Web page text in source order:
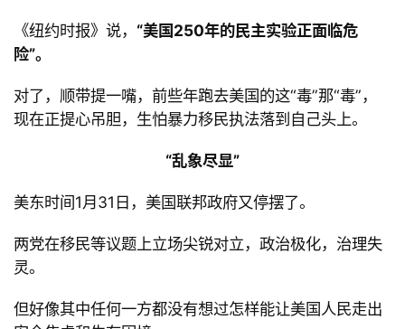
《纽约时报》说， “美国250年的民主实验正面临危
险”。
对了，顺带提一嘴，前些年跑去美国的这“毒”那“毒”，
现在正提心吊胆，生怕暴力移民执法落到自己头上。
“乱象尽显”
美东时间1月 31日，美国联邦政府又停摆了。
两党在移民等议题上立场尖锐对立，政治极化，治理失
灵。
但好像其中任何一方都没有想过怎样能让美国人民走出